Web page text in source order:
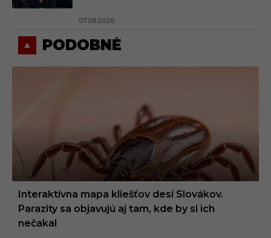
07.08.2026
PODOBNÉ
Interaktívna mapa kliešťov desí Slovákov.
Parazity sa objavujú aj tam, kde by si ich
nečakal